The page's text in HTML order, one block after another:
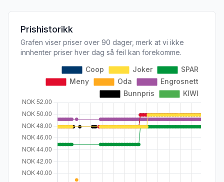
Prishistorikk
Grafen viser priser over 90 dager, merk at vi ikke
innhenter priser hver dag så feil kan forekomme.